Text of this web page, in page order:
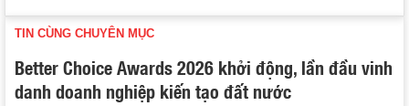
TIN CÙNG CHUYÊN MỤC
Better Choice Awards 2026 khởi động, lần đầu vinh
danh doanh nghiệp kiến tạo đất nước